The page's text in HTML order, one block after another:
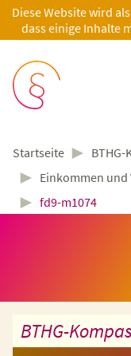
Diese Website wird
dass einige Inhalte
Startseite ► BTHG-
► Einkommen und
► fd9-m1074
BTHG-